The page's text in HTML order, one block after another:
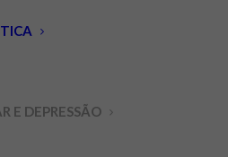
E DEPRESSÃO
como